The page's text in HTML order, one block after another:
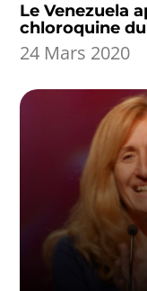
Le Venezuela
chloroquine
24 Mars 2020